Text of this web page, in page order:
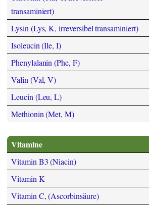
transaminiert)
Lysin (Lys, K, irreversibel transaminiert)
Isoleucin (Ile, I)
Phenylalanin (Phe, F)
Valin (Val, V)
Leucin (Leu, L)
Methionin (Met, M)
Vitamine
Vitamin B3 (Niacin)
Vitamin K
Vitamin C, (Ascorbinsäure)